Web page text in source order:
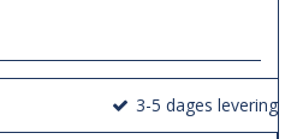
3-5 dages levering